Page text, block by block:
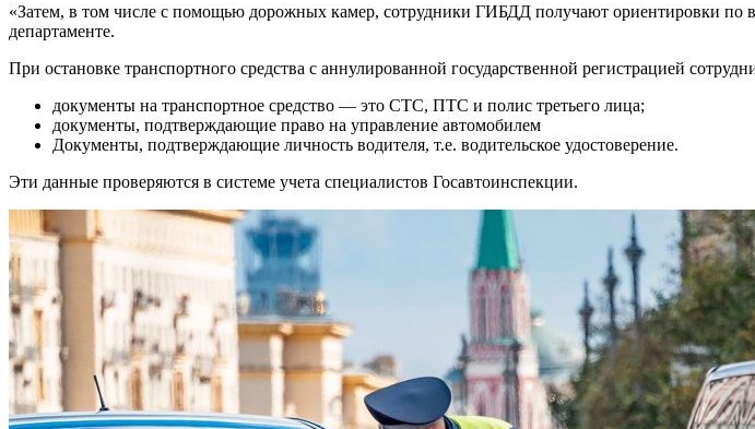
«Затем, в том числе с помощью дорожных камер, сотрудники ГИБДД получают ориентировки по
департаменте.
При остановке транспортного средства с аннулированной государственной регистрацией
документы на транспортное средство — это СТС, ПТС и полис третьего лица;
документы, подтверждающие право на управление автомобилем
Документы, подтверждающие личность водителя, т.е. водительское удостоверение.
Эти данные проверяются в системе учета специалистов Госавтоинспекции.